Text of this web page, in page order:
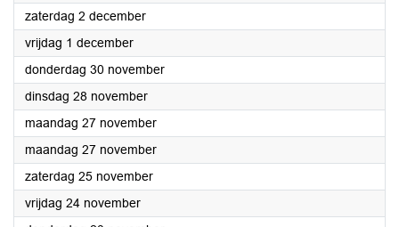
zaterdag 2 december2023
vrijdag 1 december2023
donderdag 30 november2023
dinsdag 28 november2023
maandag 27 november2023
maandag 27 november2023
zaterdag 25 november2023
vrijdag 24 november2023